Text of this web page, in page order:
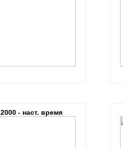
2000 - наст. время